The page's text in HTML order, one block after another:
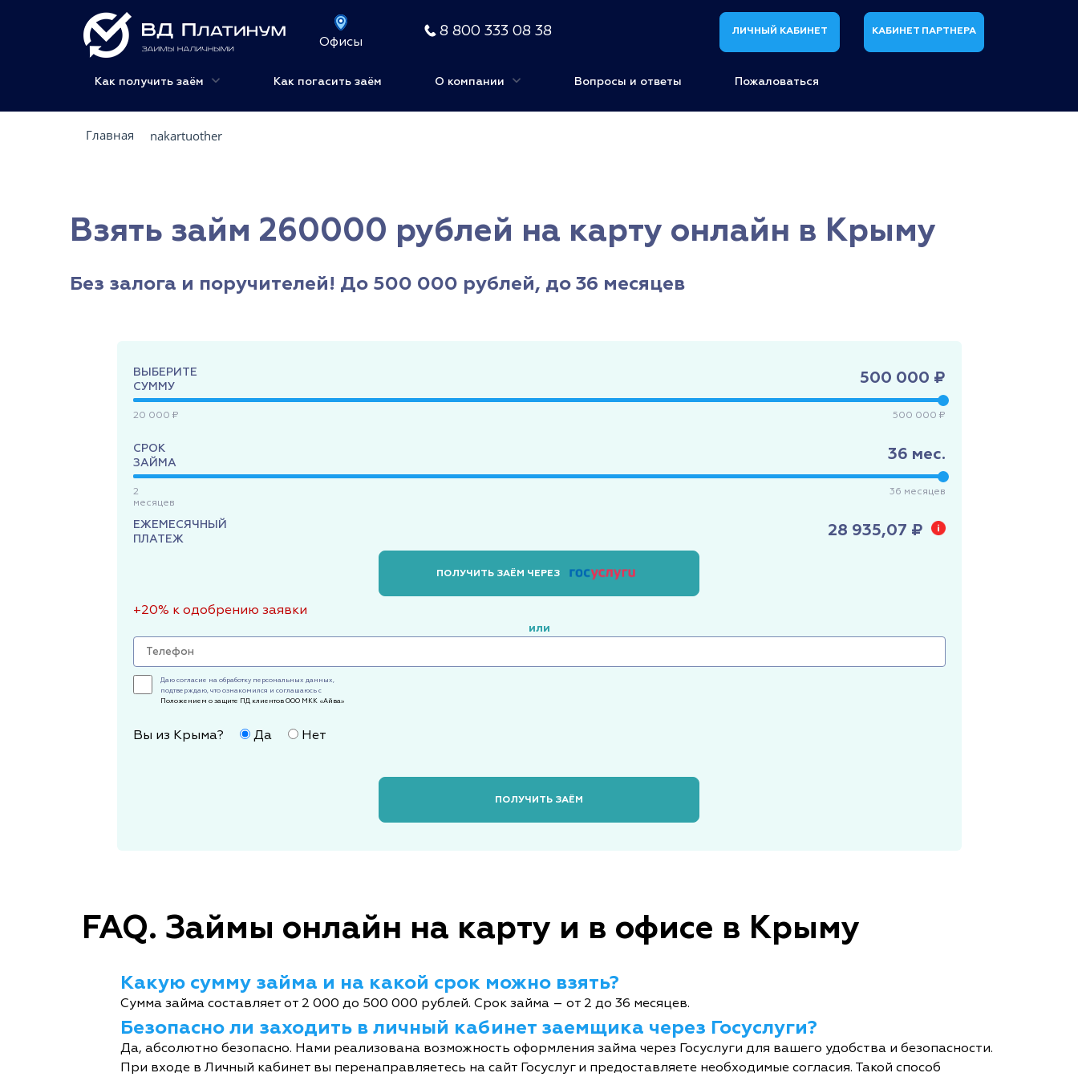
Офисы
8 800 333 08 38 ЛИЧНЫЙ КАБИНЕТ КАБИНЕТ ПАРТНЕРА
Как получить заём Как погасить заём О компании Вопросы и ответы Пожаловаться
Главная nakartuother
Взять займ 260000 рублей на карту онлайн в Крыму
Без залога и поручителей! До 500 000 рублей, до 36 месяцев
ВЫБЕРИТЕ
СУММУ
500 000 ₽
20 000 ₽ 500 000 ₽
СРОК
ЗАЙМА
36 мес.
2
месяцев
36 месяцев
ЕЖЕМЕСЯЧНЫЙ
ПЛАТЕЖ
28 935,07 ₽
ПОЛУЧИТЬ ЗАЁМ ЧЕРЕЗ
+20% к одобрению заявки
или
Даю согласие на обработку персональных данных,
подтверждаю, что ознакомился и соглашаюсь с
Положением о защите ПД клиентов ООО МКК «Айва»
Вы из Крыма? Да Нет
ПОЛУЧИТЬ ЗАЁМ
FAQ. Займы онлайн на карту и в офисе в Крыму
Какую сумму займа и на какой срок можно взять?
Сумма займа составляет от 2 000 до 500 000 рублей. Срок займа – от 2 до 36 месяцев.
Безопасно ли заходить в личный кабинет заемщика через Госуслуги?
Да, абсолютно безопасно. Нами реализована возможность оформления займа через Госуслуги для вашего удобства и безопасности.
При входе в Личный кабинет вы перенаправляетесь на сайт Госуслуг и предоставляете необходимые согласия. Такой способ